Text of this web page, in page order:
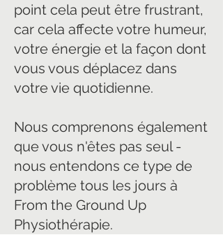
point cela peut être frustrant,
car cela affecte votre humeur,
votre énergie et la façon dont
vous vous déplacez dans
votre vie quotidienne.
Nous comprenons également
que vous n'êtes pas seul -
nous entendons ce type de
problème tous les jours à
From the Ground Up
Physiothérapie.